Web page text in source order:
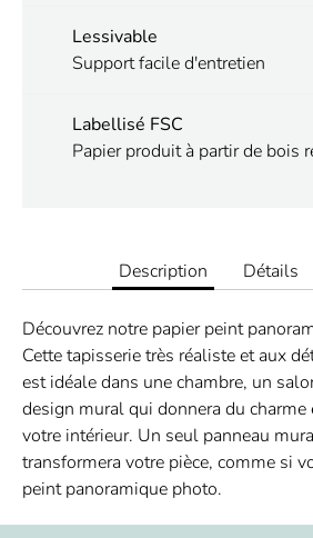
Lessivable
Support facile d'entretien
Labellisé FSC
Papier produit à partir de bois
Description Détails
Découvrez notre papier peint
Cette tapisserie très réaliste et aux
est idéale dans une chambre, un
design mural qui donnera du
votre intérieur. Un seul panneau
transformera votre pièce, comme si
peint panoramique photo.